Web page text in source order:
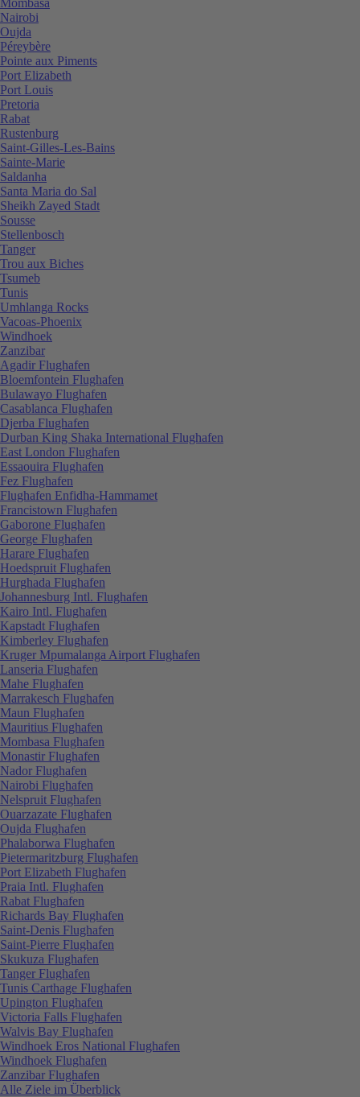
Nairobi
Oujda
Péreybère
Pointe aux Piments
Port Elizabeth
Port Louis
Pretoria
Rabat
Rustenburg
Saint-Gilles-Les-Bains
Sainte-Marie
Saldanha
Santa Maria do Sal
Sheikh Zayed Stadt
Sousse
Stellenbosch
Tanger
Trou aux Biches
Tsumeb
Tunis
Umhlanga Rocks
Vacoas-Phoenix
Windhoek
Zanzibar
Agadir Flughafen
Bloemfontein Flughafen
Bulawayo Flughafen
Casablanca Flughafen
Djerba Flughafen
Durban King Shaka International Flughafen
East London Flughafen
Essaouira Flughafen
Fez Flughafen
Flughafen Enfidha-Hammamet
Francistown Flughafen
Gaborone Flughafen
George Flughafen
Harare Flughafen
Hoedspruit Flughafen
Hurghada Flughafen
Johannesburg Intl. Flughafen
Kairo Intl. Flughafen
Kapstadt Flughafen
Kimberley Flughafen
Kruger Mpumalanga Airport Flughafen
Lanseria Flughafen
Mahe Flughafen
Marrakesch Flughafen
Maun Flughafen
Mauritius Flughafen
Mombasa Flughafen
Monastir Flughafen
Nador Flughafen
Nairobi Flughafen
Nelspruit Flughafen
Ouarzazate Flughafen
Oujda Flughafen
Phalaborwa Flughafen
Pietermaritzburg Flughafen
Port Elizabeth Flughafen
Praia Intl. Flughafen
Rabat Flughafen
Richards Bay Flughafen
Saint-Denis Flughafen
Saint-Pierre Flughafen
Skukuza Flughafen
Tanger Flughafen
Tunis Carthage Flughafen
Upington Flughafen
Victoria Falls Flughafen
Walvis Bay Flughafen
Windhoek Eros National Flughafen
Windhoek Flughafen
Zanzibar Flughafen
Alle Ziele im Überblick